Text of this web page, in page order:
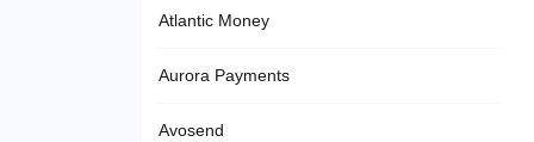
Atlantic Money
Aurora Payments
Avosend